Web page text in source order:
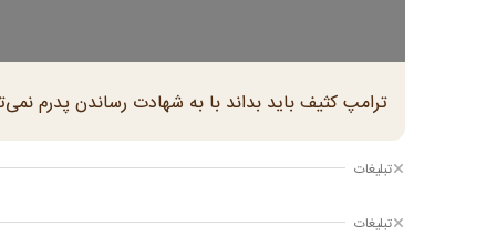
ترامپ کثیف باید بداند با به شهادت رساندن پدرم
تبلیغات
تبلیغات